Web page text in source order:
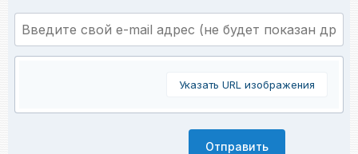
Указать URL изображения
Отправить